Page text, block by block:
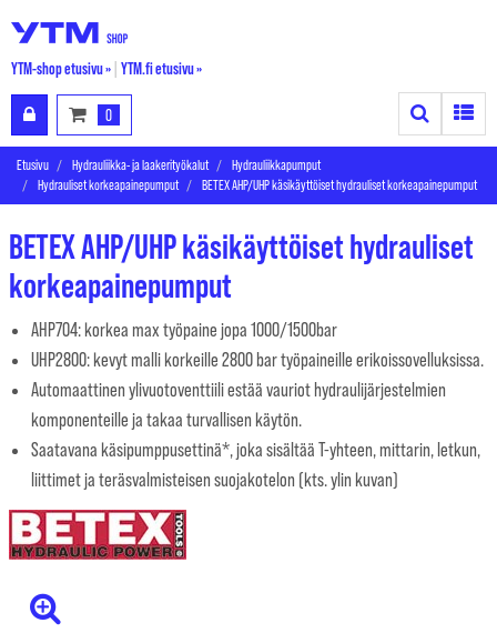
YTM-shop etusivu » YTM.fi etusivu »
0 Search
Etusivu Hydrauliikka- ja laakerityökalut
Hydrauliikkapumput
Hydrauliset korkeapainepumput
BETEX AHP/UHP käsikäyttöiset hydrauliset korkeapainepumput
BETEX AHP/UHP käsikäyttöiset hydrauliset
korkeapainepumput
AHP704: korkea max työpaine jopa 1000/1500bar
UHP2800: kevyt malli korkeille 2800 bar työpaineille erikoissovelluksissa.
Automaattinen ylivuotoventtiili estää vauriot hydraulijärjestelmien
komponenteille ja takaa turvallisen käytön.
Saatavana käsipumppusettinä*, joka sisältää T-yhteen, mittarin, letkun,
liittimet ja teräsvalmisteisen suojakotelon (kts. ylin kuvan)